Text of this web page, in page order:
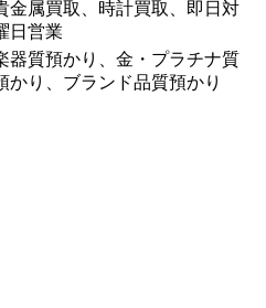
金属買取、時計買取、即日対
日営業
器質預かり、金・プラチナ質
かり、ブランド品質預かり